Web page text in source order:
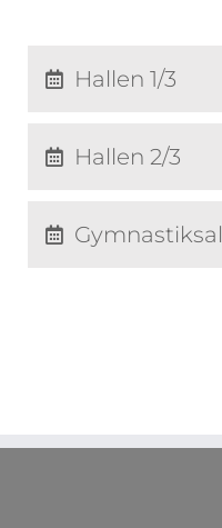
Hallen 1/3
Hallen 2/3
Gymnastiksal